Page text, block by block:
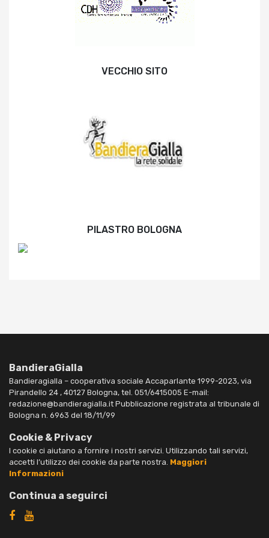
VECCHIO SITO
PILASTRO BOLOGNA
BandieraGialla
Bandieragialla – cooperativa sociale Accaparlante 1999-2023, via
Pirandello 24 , 40127 Bologna, tel. 051/6415005 E-mail:
redazione@bandieragialla.it Pubblicazione registrata al tribunale di
Bologna n. 6963 del 18/11/99
Cookie & Privacy
I cookie ci aiutano a fornire i nostri servizi. Utilizzando tali servizi,
accetti l’utilizzo dei cookie da parte nostra. Maggiori
Informazioni
Continua a seguirci